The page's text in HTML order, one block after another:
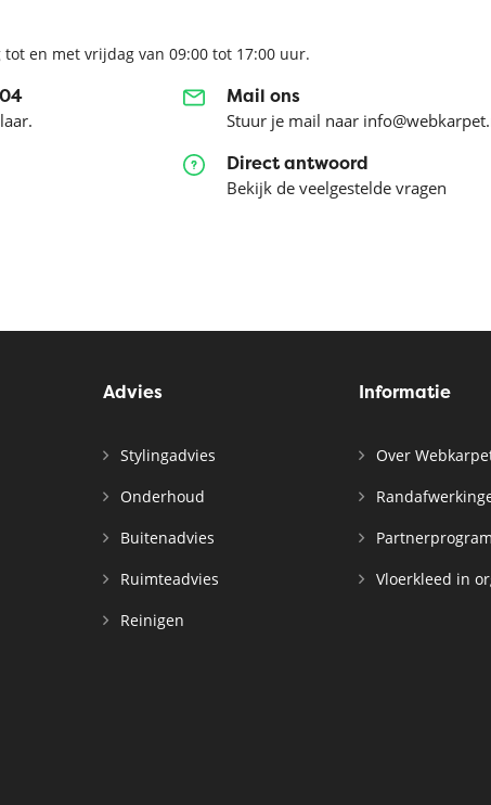
en met vrijdag van 09:00 tot 17:00 uur.
Mail ons
Stuur je mail naar
Direct antwoord
Bekijk de veelgestelde vragen
Advies
Stylingadvies
Onderhoud
Buitenadvies
Ruimteadvies
Reinigen
Informatie
Over
Vloerkleed in